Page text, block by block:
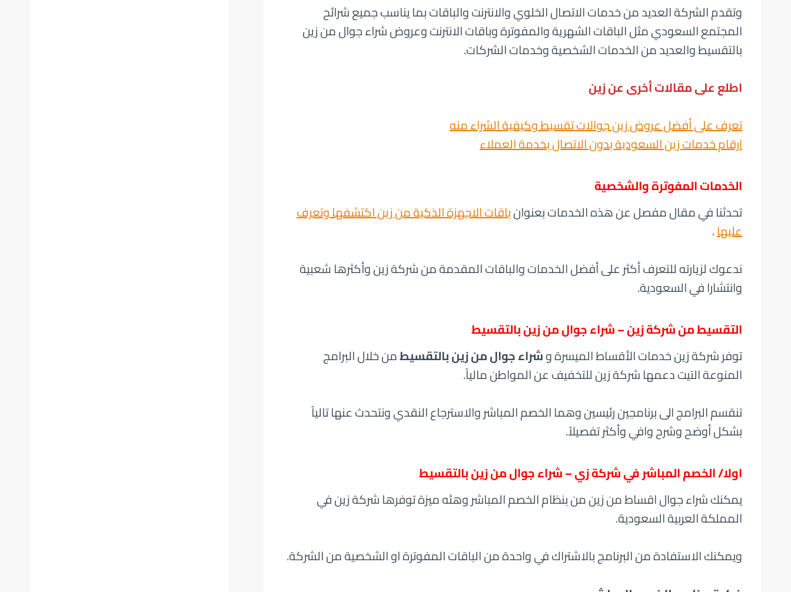
وتقدم الشركة العديد من خدمات الاتصال الخلوي والانترنت والباقات بما يناسب جميع شرائح
المجتمع السعودي مثل الباقات الشهرية والمفوترة وباقات الانترنت وعروض شراء جوال من زين
بالتقسيط والعديد من الخدمات الشخصية وخدمات الشركات.
اطلع على مقالات أخرى عن زين
تعرف على أفضل عروض زين جوالات تقسيط وكيفية الشراء منه
ارقام خدمات زين السعودية بدون الاتصال بخدمة العملاء
الخدمات المفوترة والشخصية
تحدثنا في مقال مفصل عن هذه الخدمات بعنوانباقات الاجهزة الذكية من زين اكتشفها وتعرف
عليها.
ندعوك لزيارته للتعرف أكثر على أفضل الخدمات والباقات المقدمة من شركة زين وأكثرها شعبية
وانتشارا في السعودية.
التقسيط من شركة زين –شراء جوال من زين بالتقسيط
توفر شركة زين خدمات الأقساط الميسرة وشراء جوال من زين بالتقسيطمن خلال البرامج
المنوعة التيت دعمها شركة زين للتخفيف عن المواطن مالياً.
تنقسم البرامج الى برنامجين رئيسين وهما الخصم المباشر والاسترجاع النقدي ونتحدث عنها تالياً
بشكل أوضح وشرح وافي وأكثر تفصيلاً.
اولا/ الخصم المباشر في شركة زي – شراء جوال من زين بالتقسيط
يمكنك شراء جوال اقساط من زين من بنظام الخصم المباشر وهئه ميزة توفرها شركة زين في
المملكة العربية السعودية.
ويمكنك الاستفادة من البرنامج بالاشتراك في واحدة من الباقات المفوترة او الشخصية من الشركة.